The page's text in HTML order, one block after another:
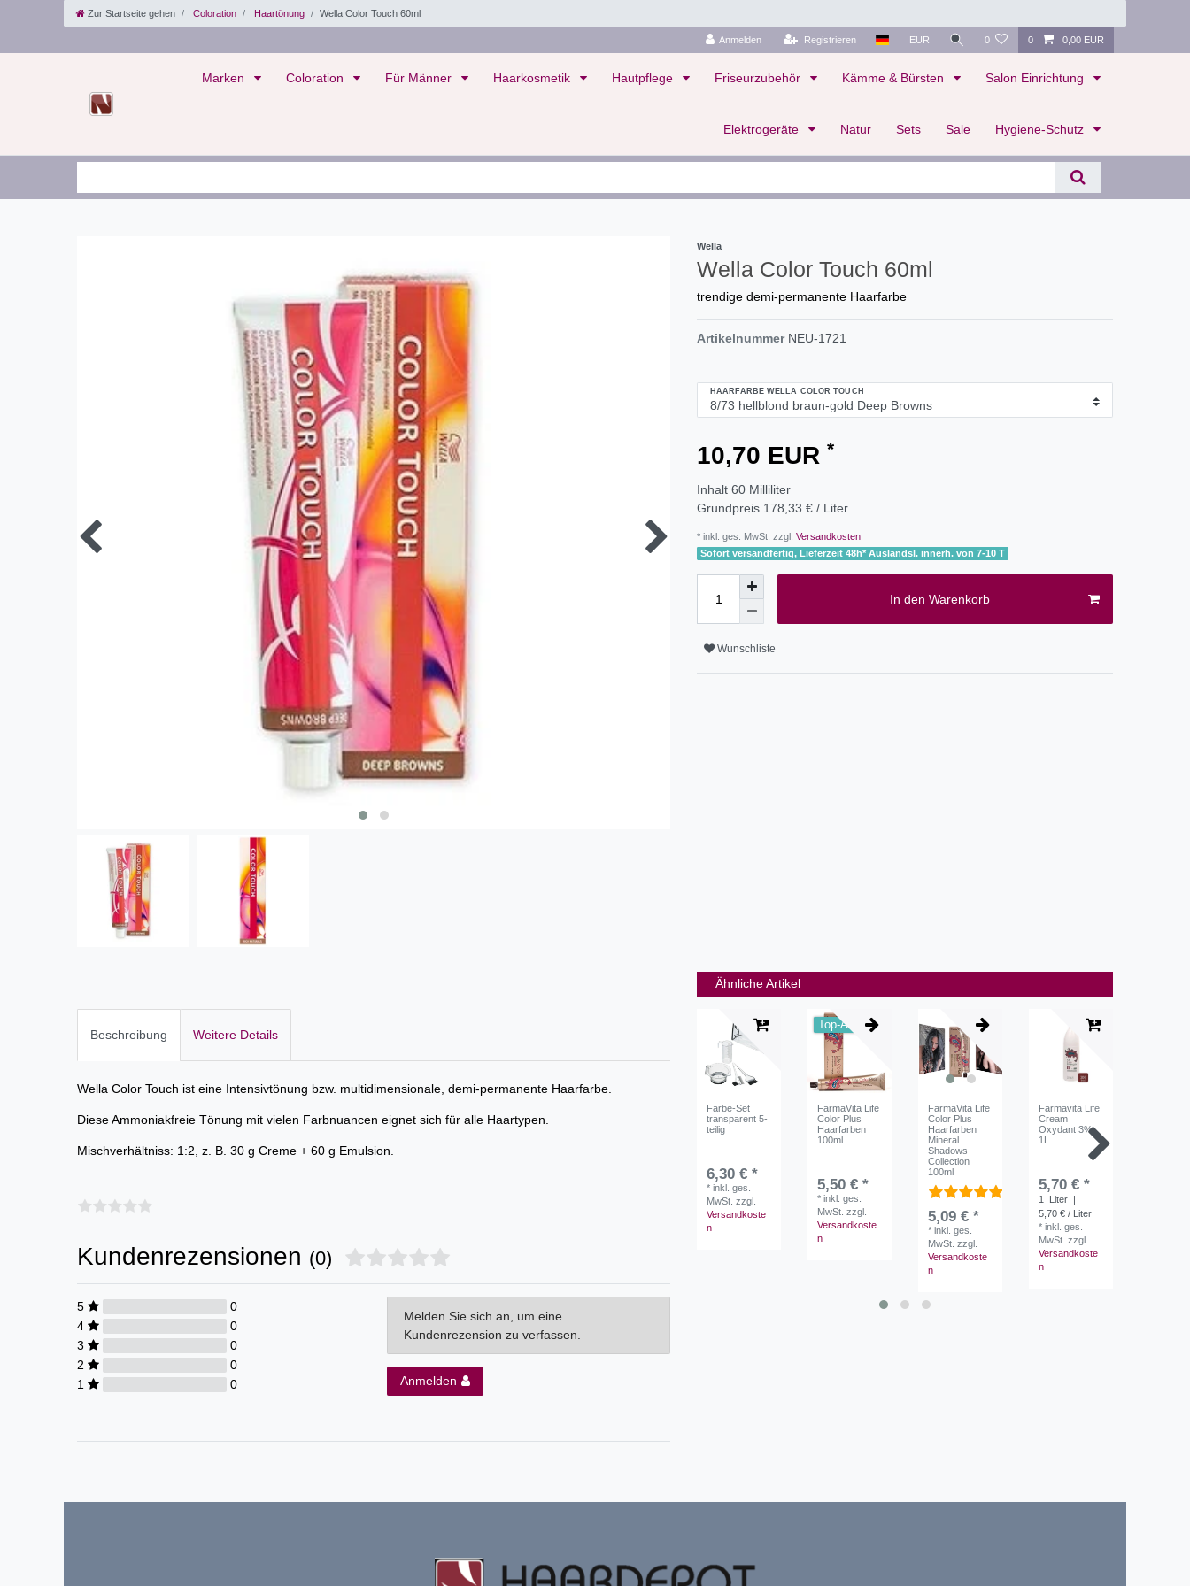
Zur Startseite gehen Coloration Haartönung Wella Color Touch 60ml
Anmelden Registrieren EUR 0 0 0,00 EUR
Marken Coloration Für Männer Haarkosmetik Hautpflege Friseurzubehör Kämme & Bürsten Salon Einrichtung
Elektrogeräte Natur Sets Sale Hygiene-Schutz
Wella
Wella Color Touch 60ml
trendige demi-permanente Haarfarbe
Artikelnummer NEU-1721
HAARFARBE WELLA COLOR TOUCH
10,70 EUR *
Inhalt 60 Milliliter
Grundpreis 178,33 € / Liter
* inkl. ges. MwSt. zzgl. Versandkosten
Sofort versandfertig, Lieferzeit 48h* Auslandsl. innerh. von 7-10 T
In den Warenkorb
Wunschliste
Beschreibung Weitere Details
Wella Color Touch ist eine Intensivtönung bzw. multidimensionale, demi-permanente Haarfarbe.
Diese Ammoniakfreie Tönung mit vielen Farbnuancen eignet sich für alle Haartypen.
Mischverhältniss: 1:2, z. B. 30 g Creme + 60 g Emulsion.
Kundenrezensionen (0)
5
0
4
0
3
0
2
0
1
0
Melden Sie sich an, um eine
Kundenrezension zu verfassen.
Anmelden
Ähnliche Artikel
Färbe-Set
transparent 5-
teilig
6,30 € *
*inkl. ges.
MwSt. zzgl.
Versandkoste
n
Top-Artikel
FarmaVita Life
Color Plus
Haarfarben
100ml
5,50 € *
*inkl. ges.
MwSt. zzgl.
Versandkoste
n
FarmaVita Life
Color Plus
Haarfarben
Mineral
Shadows
Collection
100ml
5,09 € *
*inkl. ges.
MwSt. zzgl.
Versandkoste
n
Farmavita Life
Cream
Oxydant 3%
1L
5,70 € *
1 Liter |
5,70 € / Liter
*inkl. ges.
MwSt. zzgl.
Versandkoste
n